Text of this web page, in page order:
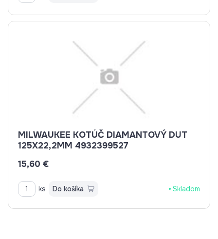
MILWAUKEE KOTÚČ DIAMANTOVÝ DUT
125X22,2MM 4932399527
15,60 €
ks Do košíka Skladom